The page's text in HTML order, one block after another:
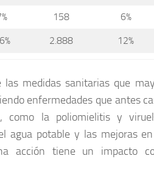
158 6%
2.888 12%
medidas sanitarias que
enfermedades que antes
como la poliomielitis y
agua potable y las mejoras
acción tiene un impacto